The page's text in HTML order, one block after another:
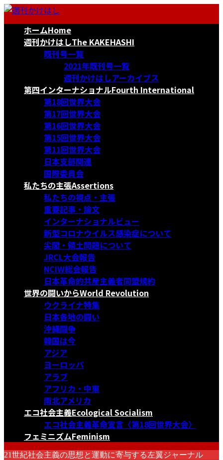
コ
ナ
ホームHome
週刊かけはしThe KAKEHASHI
既刊号一覧
2021年既刊号一覧
週刊かけはしアーカイブス
第四インターナショナルFourth International
第18回世界大会
第17回世界大会
第16回世界大会
第15回世界大会
第11回世界大会
日本支部関連
国際委員会
私たちの主張Assertions
私たちの視点・主張
重要記事・論文
インターナショナルビュー
新型コロナウイルス感染症について
尖閣・領土問題について
JRCL大会報告
NCIW総会報告
日本革命的共産主義者同盟規約
世界の闘いからWorld Revolution
ウクライナ特集
日本各地の闘い
沖縄闘争
韓国は今
アジア
ヨーロッパ
アラブ
アフリカ・中東
南北アメリカ
エコ社会主義Ecological Socialism
エコ社会主義革命宣言〈第18回世界大会〉
フェミニズムFeminism
21世紀社会主義の思想と運動に寄与する左翼ジャーナル